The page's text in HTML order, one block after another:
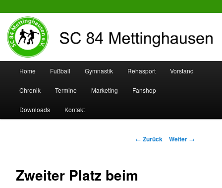
SC 84 Mettinghausen
Zum
Inhalt
wechseln
Zum
sekundären
Inhalt
Home Fußball Gymnastik Rehasport Vorstand
Chronik Termine Marketing Fanshop
Downloads Kontakt
Beitrags-
← Zurück Weiter →
Zweiter Platz beim